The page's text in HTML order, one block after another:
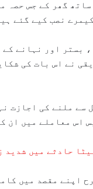
گھر کے جس حصہ
نصب کیے گئے
، بستر اور نہانے
نے اس بات کی
سے ملنے کی اجازت
اس معاملے میں ان
حادثے میں شدید
اپنے مقصد میں